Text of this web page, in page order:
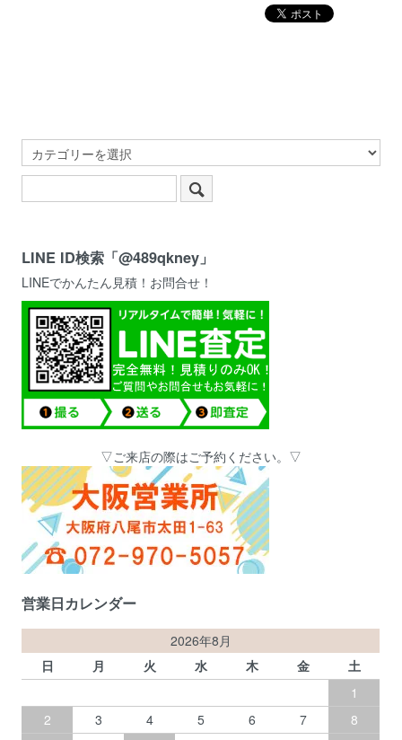
LINE ID検索「@489qkney」
LINEでかんたん見積！お問合せ！
▽ご来店の際はご予約ください。▽
営業日カレンダー
2026年8月
日
月 火 水 木 金
土
1
2
3 4 5 6 7
8